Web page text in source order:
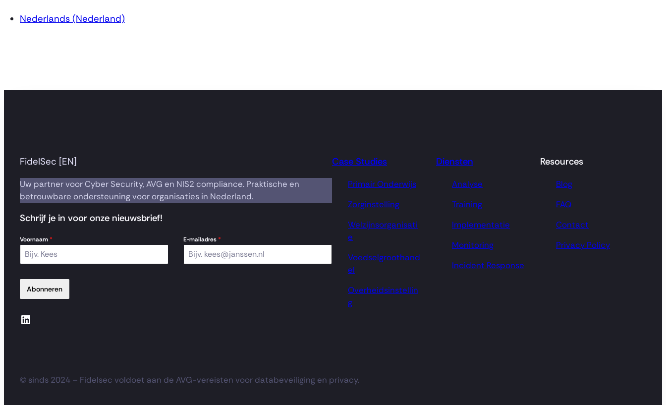
Nederlands (Nederland)
FidelSec [EN]
Uw partner voor Cyber Security, AVG en NIS2 compliance. Praktische en
betrouwbare ondersteuning voor organisaties in Nederland.
Schrijf je in voor onze nieuwsbrief!
Voornaam * E-mailadres *
Abonneren
LinkedIn
Case Studies
Primair Onderwijs
Zorginstelling
Welzijnsorganisati
e
Voedselgroothand
el
Overheidsinstellin
g
Diensten
Analyse
Training
Implementatie
Monitoring
Incident Response
Resources
Blog
FAQ
Contact
Privacy Policy
© sinds 2024 – Fidelsec voldoet aan de AVG-vereisten voor databeveiliging en privacy.